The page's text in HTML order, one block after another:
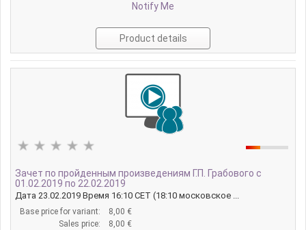
Notify Me
Product details
Зачет по пройденным произведениям Г.П. Грабового с
01.02.2019 по 22.02.2019
Дата 23.02.2019 Время 16:10 CET (18:10 московское ...
Base price for variant:
8,00 €
Sales price:
8,00 €